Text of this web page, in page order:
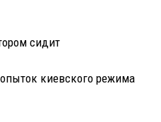
сидит
киевского режима